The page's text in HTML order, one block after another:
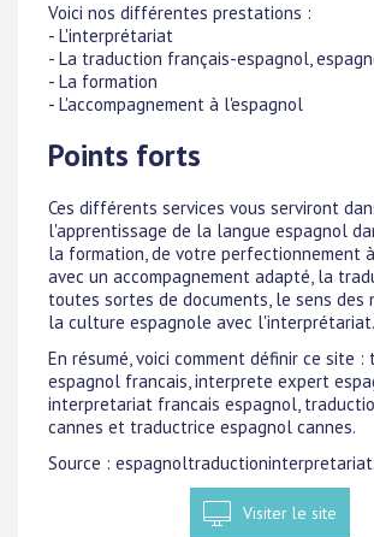
Voici nos différentes prestations :
- L'interprétariat
- La traduction français-espagnol,
- La formation
- L'accompagnement à l'espagnol
Points forts
Ces différents services vous serviront
l'apprentissage de la langue espagnol
la formation, de votre perfectionnement
avec un accompagnement adapté, la
toutes sortes de documents, le sens des
la culture espagnole avec l'interprétariat.
En résumé, voici comment définir ce site
espagnol francais, interprete expert
interpretariat francais espagnol,
cannes et traductrice espagnol cannes.
Source :
Visiter le site